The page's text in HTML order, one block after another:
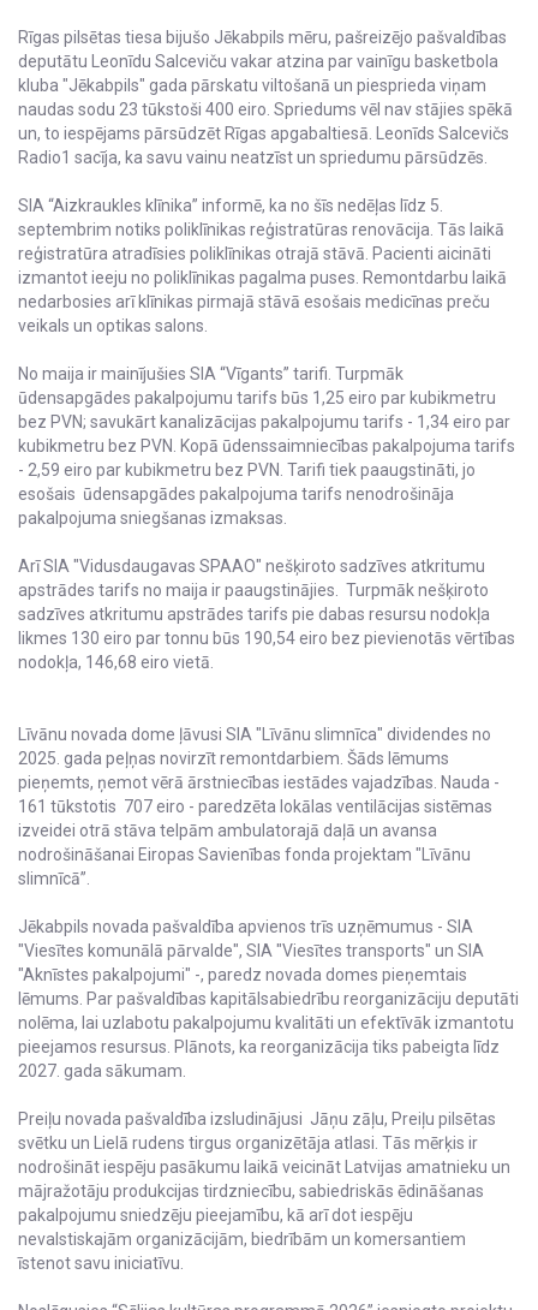
Rīgas pilsētas tiesa bijušo Jēkabpils mēru, pašreizējo pašvaldības
deputātu Leonīdu Salceviču vakar atzina par vainīgu basketbola
kluba "Jēkabpils" gada pārskatu viltošanā un piesprieda viņam
naudas sodu 23 tūkstoši 400 eiro. Spriedums vēl nav stājies spēkā
un, to iespējams pārsūdzēt Rīgas apgabaltiesā. Leonīds Salcevičs
Radio1 sacīja, ka savu vainu neatzīst un spriedumu pārsūdzēs.
SIA “Aizkraukles klīnika” informē, ka no šīs nedēļas līdz 5.
septembrim notiks poliklīnikas reģistratūras renovācija. Tās laikā
reģistratūra atradīsies poliklīnikas otrajā stāvā. Pacienti aicināti
izmantot ieeju no poliklīnikas pagalma puses. Remontdarbu laikā
nedarbosies arī klīnikas pirmajā stāvā esošais medicīnas preču
veikals un optikas salons.
No maija ir mainījušies SIA “Vīgants” tarifi. Turpmāk
ūdensapgādes pakalpojumu tarifs būs 1,25 eiro par kubikmetru
bez PVN; savukārt kanalizācijas pakalpojumu tarifs - 1,34 eiro par
kubikmetru bez PVN. Kopā ūdenssaimniecības pakalpojuma tarifs
- 2,59 eiro par kubikmetru bez PVN. Tarifi tiek paaugstināti, jo
esošais ūdensapgādes pakalpojuma tarifs nenodrošināja
pakalpojuma sniegšanas izmaksas.
Arī SIA "Vidusdaugavas SPAAO" nešķiroto sadzīves atkritumu
apstrādes tarifs no maija ir paaugstinājies. Turpmāk nešķiroto
sadzīves atkritumu apstrādes tarifs pie dabas resursu nodokļa
likmes 130 eiro par tonnu būs 190,54 eiro bez pievienotās vērtības
nodokļa, 146,68 eiro vietā.
Līvānu novada dome ļāvusi SIA "Līvānu slimnīca" dividendes no
2025. gada peļņas novirzīt remontdarbiem. Šāds lēmums
pieņemts, ņemot vērā ārstniecības iestādes vajadzības. Nauda -
161 tūkstotis 707 eiro - paredzēta lokālas ventilācijas sistēmas
izveidei otrā stāva telpām ambulatorajā daļā un avansa
nodrošināšanai Eiropas Savienības fonda projektam "Līvānu
slimnīcā”.
Jēkabpils novada pašvaldība apvienos trīs uzņēmumus - SIA
"Viesītes komunālā pārvalde", SIA "Viesītes transports" un SIA
"Aknīstes pakalpojumi" -, paredz novada domes pieņemtais
lēmums. Par pašvaldības kapitālsabiedrību reorganizāciju deputāti
nolēma, lai uzlabotu pakalpojumu kvalitāti un efektīvāk izmantotu
pieejamos resursus. Plānots, ka reorganizācija tiks pabeigta līdz
2027. gada sākumam.
Preiļu novada pašvaldība izsludinājusi Jāņu zāļu, Preiļu pilsētas
svētku un Lielā rudens tirgus organizētāja atlasi. Tās mērķis ir
nodrošināt iespēju pasākumu laikā veicināt Latvijas amatnieku un
mājražotāju produkcijas tirdzniecību, sabiedriskās ēdināšanas
pakalpojumu sniedzēju pieejamību, kā arī dot iespēju
nevalstiskajām organizācijām, biedrībām un komersantiem
īstenot savu iniciatīvu.